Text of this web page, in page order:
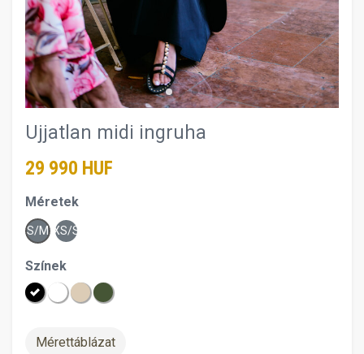
Ujjatlan midi ingruha
29 990 HUF
Méretek
S/M XS/S
Színek
Mérettáblázat